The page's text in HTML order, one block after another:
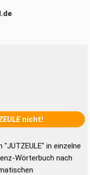
nicht!
in einzelne
Wörterbuch nach